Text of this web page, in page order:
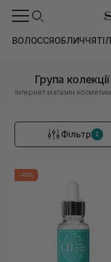
ВОЛОССЯОБЛИЧЧЯ
Група
Інтернет магазин
Фільтр 2
-40%